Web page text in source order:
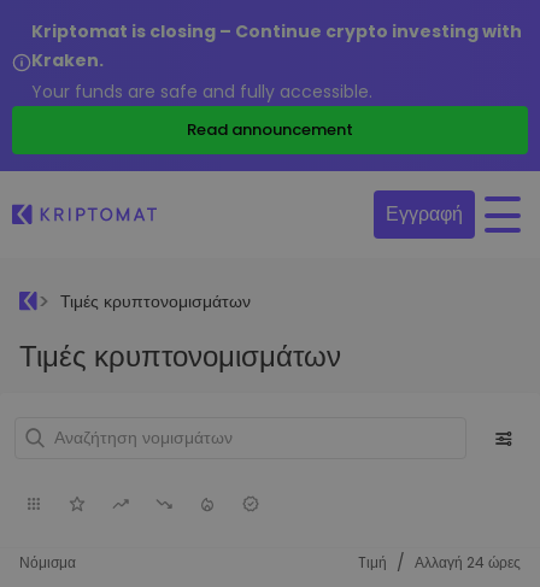
Kriptomat is closing – Continue crypto investing with
Kraken.
Your funds are safe and fully accessible.
Read announcement
Εγγραφή
Τιμές κρυπτονομισμάτων
Τιμές κρυπτονομισμάτων
Νόμισμα Tιμή / Αλλαγή 24 ώρες